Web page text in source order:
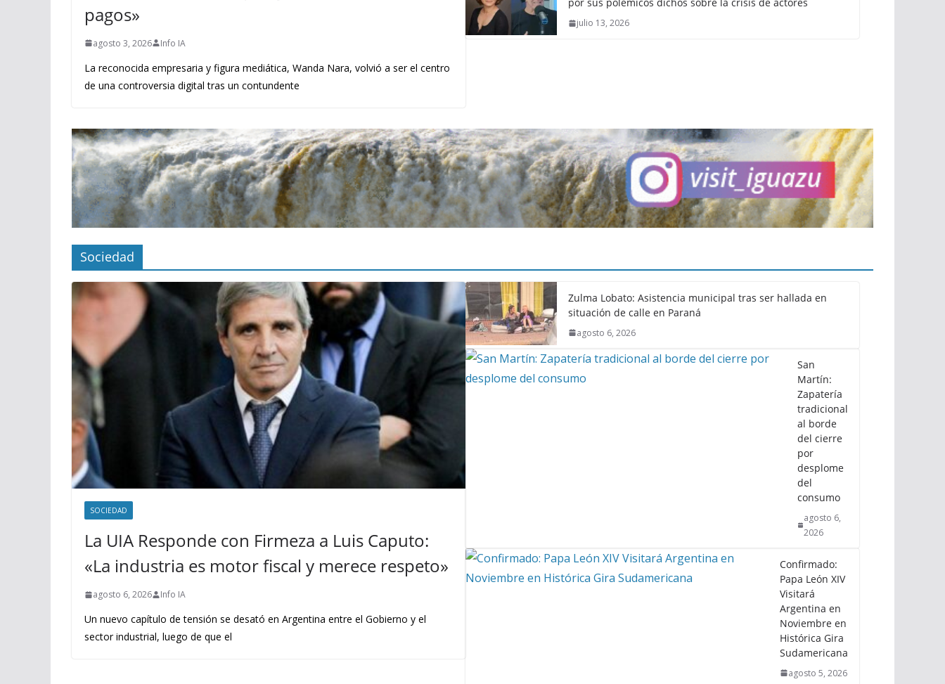
pagos»
agosto 3, 2026 Info IA
La reconocida empresaria y figura mediática, Wanda Nara, volvió a ser el centro
de una controversia digital tras un contundente
por sus polémicos dichos sobre la crisis de actores
julio 13, 2026
Sociedad
SOCIEDAD
La UIA Responde con Firmeza a Luis Caputo:
«La industria es motor fiscal y merece respeto»
agosto 6, 2026 Info IA
Un nuevo capítulo de tensión se desató en Argentina entre el Gobierno y el
sector industrial, luego de que el
Zulma Lobato: Asistencia municipal tras ser hallada en
situación de calle en Paraná
agosto 6, 2026
San
Martín:
Zapatería
tradicional
al borde
del cierre
por
desplome
del
consumo
agosto 6,
2026
Confirmado:
Papa León XIV
Visitará
Argentina en
Noviembre en
Histórica Gira
Sudamericana
agosto 5, 2026